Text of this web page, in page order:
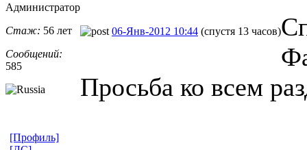
Администратор
Стаж: 56 лет
Сообщений:
585
06-Янв-2012 10:44 (спустя 13 часов)
Просьба ко всем
[Профиль]